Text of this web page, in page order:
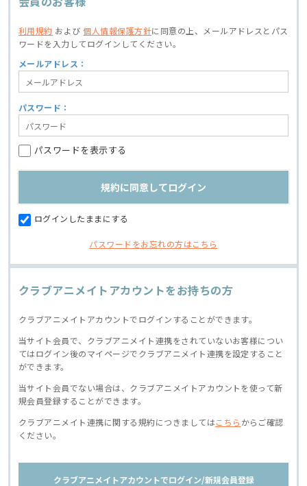
利用規約 および個人情報保護方針に同意の上、
メールアドレスとパス
ワードを入力してログインしてください。
メールアドレス：
パスワード：
パスワードを表示する
ログインしたままにする
パスワードをお忘れの方はこちら
クラブアニメイトアカウントをお持ちの方
クラブアニメイトアカウントでログインすることができます。
当サイト会員で、クラブアニメイト連携をされていないお客様につい
てはログイン後のマイページでクラブアニメイト連携を設定すること
ができます。
当サイト会員でない場合は、クラブアニメイトアカウントを使って新
規会員登録することができます。
クラブアニメイト連携に関する規約につきましてはこちら からご確認
ください。
クラブアニメイトアカウントでログイン/新規会員登録